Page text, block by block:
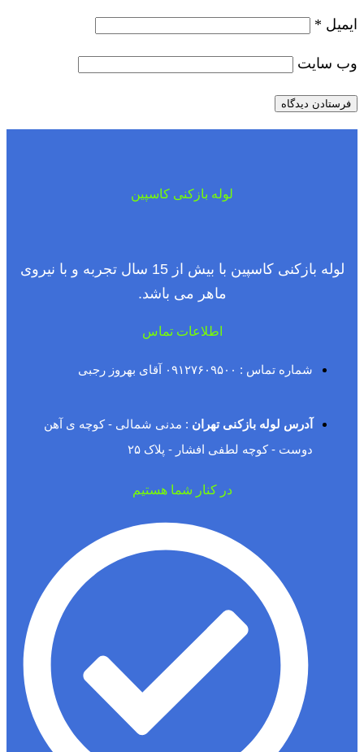
ایمیل *
وب‌ سایت
لوله بازکنی کاسپین
لوله بازکنی کاسپین با بیش از 15 سال تجربه و با نیروی
ماهر می باشد.
اطلاعات تماس
شماره تماس : ۰۹۱۲۷۶۰۹۵۰۰ آقای بهروز رجبی
آدرس لوله بازکنی تهران : مدنی شمالی - کوچه ی آهن
دوست - کوچه لطفی افشار - پلاک ۲۵
در کنار شما هستیم